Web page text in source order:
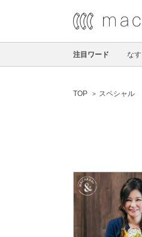
注目ワード なす
TOP スペシャル